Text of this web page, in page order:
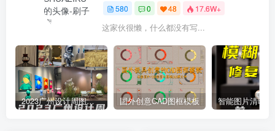
580 0 48 17.6W+
这家伙很懒，什么都没有写...
2023广州设计周图集更新至8000多张高清图+联系方式 国外创意CAD图框模板